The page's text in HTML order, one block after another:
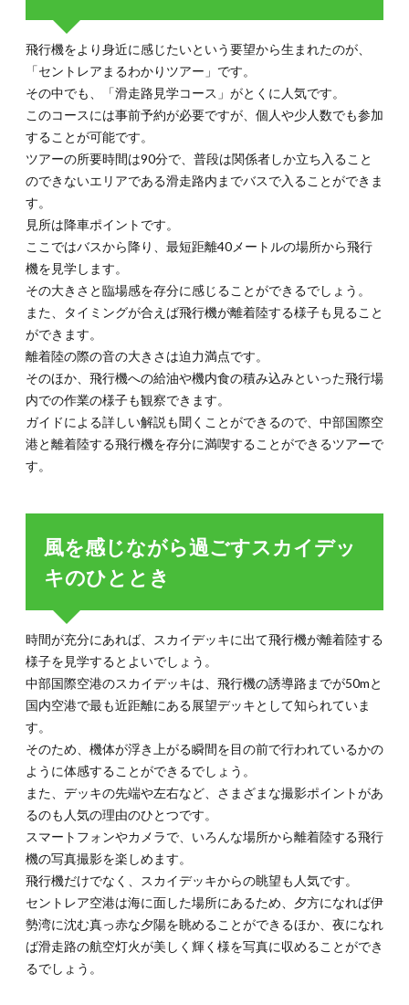
上げ
てみ
よう
風を
感じ
なが
ごす
スカ
ッキ
のひ
とと
き
3.
日本
酒専
門店
でき
き酒
タイ
4.
絶景
も楽
しめ
る
「風
（フ
ー）
の
湯」
5.
るか
らこ
そで
きる
特別
な過
ごし
方
飛行機をより身近に感じたいという要望から生まれたのが、
「セントレアまるわかりツアー」です。
その中でも、「滑走路見学コース」がとくに人気です。
このコースには事前予約が必要ですが、個人や少人数でも参加
することが可能です。
ツアーの所要時間は90分で、普段は関係者しか立ち入ること
のできないエリアである滑走路内までバスで入ることができま
す。
見所は降車ポイントです。
ここではバスから降り、最短距離40メートルの場所から飛行
機を見学します。
その大きさと臨場感を存分に感じることができるでしょう。
また、タイミングが合えば飛行機が離着陸する様子も見ること
ができます。
離着陸の際の音の大きさは迫力満点です。
そのほか、飛行機への給油や機内食の積み込みといった飛行場
内での作業の様子も観察できます。
ガイドによる詳しい解説も聞くことができるので、中部国際空
港と離着陸する飛行機を存分に満喫することができるツアーで
す。
風を感じながら過ごすスカイデッ
キのひととき
時間が充分にあれば、スカイデッキに出て飛行機が離着陸する
様子を見学するとよいでしょう。
中部国際空港のスカイデッキは、飛行機の誘導路までが50mと
国内空港で最も近距離にある展望デッキとして知られていま
す。
そのため、機体が浮き上がる瞬間を目の前で行われているかの
ように体感することができるでしょう。
また、デッキの先端や左右など、さまざまな撮影ポイントがあ
るのも人気の理由のひとつです。
スマートフォンやカメラで、いろんな場所から離着陸する飛行
機の写真撮影を楽しめます。
飛行機だけでなく、スカイデッキからの眺望も人気です。
セントレア空港は海に面した場所にあるため、夕方になれば伊
勢湾に沈む真っ赤な夕陽を眺めることができるほか、夜になれ
ば滑走路の航空灯火が美しく輝く様を写真に収めることができ
るでしょう。